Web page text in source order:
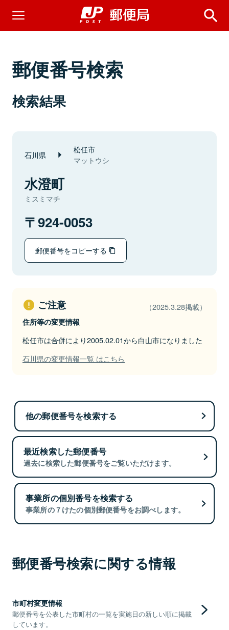
郵便番号検索
検索結果
石川県 松任市
マットウシ
水澄町
ミスミマチ
924-0053
郵便番号をコピーする
ご注意 （2025.3.28掲載）
住所等の変更情報
松任市は合併により2005.02.01から白山市になりました
石川県の変更情報一覧 はこちら
他の郵便番号を検索する
最近検索した郵便番号
過去に検索した郵便番号をご覧いただけます。
事業所の個別番号を検索する
事業所の７けたの個別郵便番号をお調べします。
郵便番号検索に関する情報
市町村変更情報
郵便番号を公表した市町村の一覧を実施日の新しい順に掲載
しています。